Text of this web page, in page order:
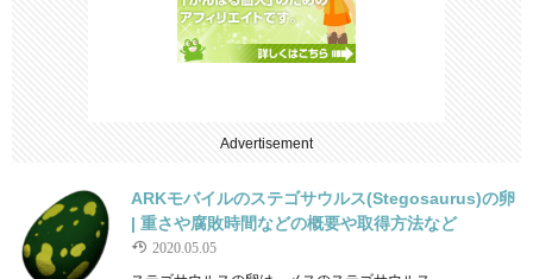
Advertisement
ARKモバイルのステゴサウルス(Stegosaurus)の卵
| 重さや腐敗時間などの概要や取得方法など
2020.05.05